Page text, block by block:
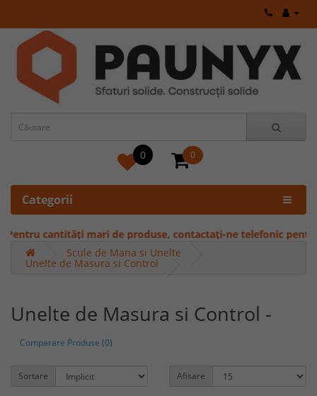
0 0
Categorii
cantități mari de produse, contactați-ne telefonic pentru
Scule de Mana si Unelte
Unelte de Masura si Control
Unelte de Masura si Control -
Comparare Produse (0)
Sortare Afisare